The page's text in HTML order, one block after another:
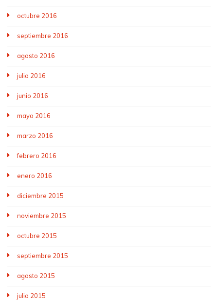
octubre 2016
septiembre 2016
agosto 2016
julio 2016
junio 2016
mayo 2016
marzo 2016
febrero 2016
enero 2016
diciembre 2015
noviembre 2015
octubre 2015
septiembre 2015
agosto 2015
julio 2015